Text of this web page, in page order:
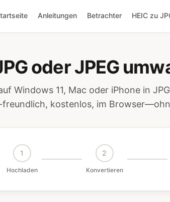
Anleitungen Betrachter HEIC zu
oder JPEG
Windows 11, Mac oder iPhone in
freundlich, kostenlos, im
1
Hochladen
2
Konvertieren